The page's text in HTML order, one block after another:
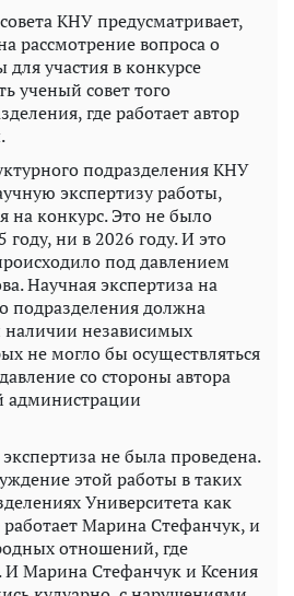
КНУ предусматривает,
рассмотрение вопроса о
участия в конкурсе
ученый совет того
где работает автор
подразделения КНУ
экспертизу работы,
на конкурс. Это не было
ни в 2026 году. И это
под давлением
Научная экспертиза на
подразделения должна
наличии независимых
не могло бы осуществляться
со стороны автора
администрации
не была проведена.
этой работы в таких
Университета как
работает Марина Стефанчук, и
отношений, где
И Марина Стефанчук и Ксения